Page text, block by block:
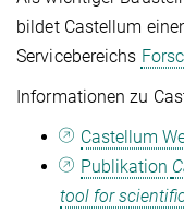
bildet Castellum
Servicebereichs
Informationen zu
Castellum
Publikation
tool for